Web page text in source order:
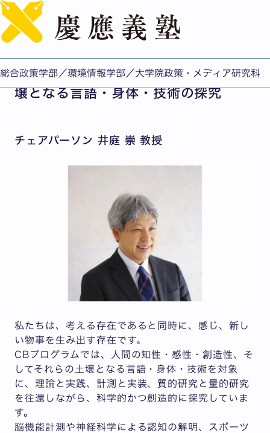
総合政策学部／環境情報学部／大学院政策・メディア研究科
認知・意味編成モデルと身体スキル（CB）
人間の知性・感性・創造性と、その土
壌となる言語・身体・技術の探究
チェアパーソン 井庭 崇 教授
私たちは、考える存在であると同時に、感じ、新し
い物事を生み出す存在です。
CBプログラムでは、人間の知性・感性・創造性、そ
してそれらの土壌となる言語・身体・技術を対象
に、理論と実践、計測と実装、質的研究と量的研究
を往還しながら、科学的かつ創造的に探究していま
す。
脳機能計測や神経科学による認知の解明、スポーツ